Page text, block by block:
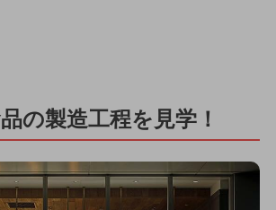
の製造工程を見学！